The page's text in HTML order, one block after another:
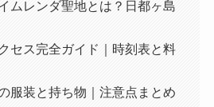
ムレンダ聖地とは？日都ヶ島
セス完全ガイド｜時刻表と料
服装と持ち物｜注意点まとめ